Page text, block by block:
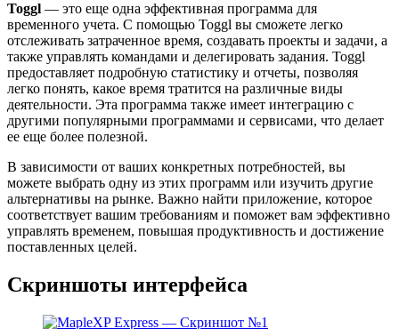
Toggl — это еще одна эффективная программа для
временного учета. С помощью Toggl вы сможете легко
отслеживать затраченное время, создавать проекты и задачи, а
также управлять командами и делегировать задания. Toggl
предоставляет подробную статистику и отчеты, позволяя
легко понять, какое время тратится на различные виды
деятельности. Эта программа также имеет интеграцию с
другими популярными программами и сервисами, что делает
ее еще более полезной.
В зависимости от ваших конкретных потребностей, вы
можете выбрать одну из этих программ или изучить другие
альтернативы на рынке. Важно найти приложение, которое
соответствует вашим требованиям и поможет вам эффективно
управлять временем, повышая продуктивность и достижение
поставленных целей.
Скриншоты интерфейса